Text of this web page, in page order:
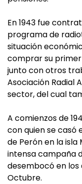
En 1943 fue
programa de
situación
comprar su
junto con otros
Asociación Radial
sector, del cual
A comienzos de
con quien se casó
de Perón en la
intensa campaña
desembocó en los
Octubre.